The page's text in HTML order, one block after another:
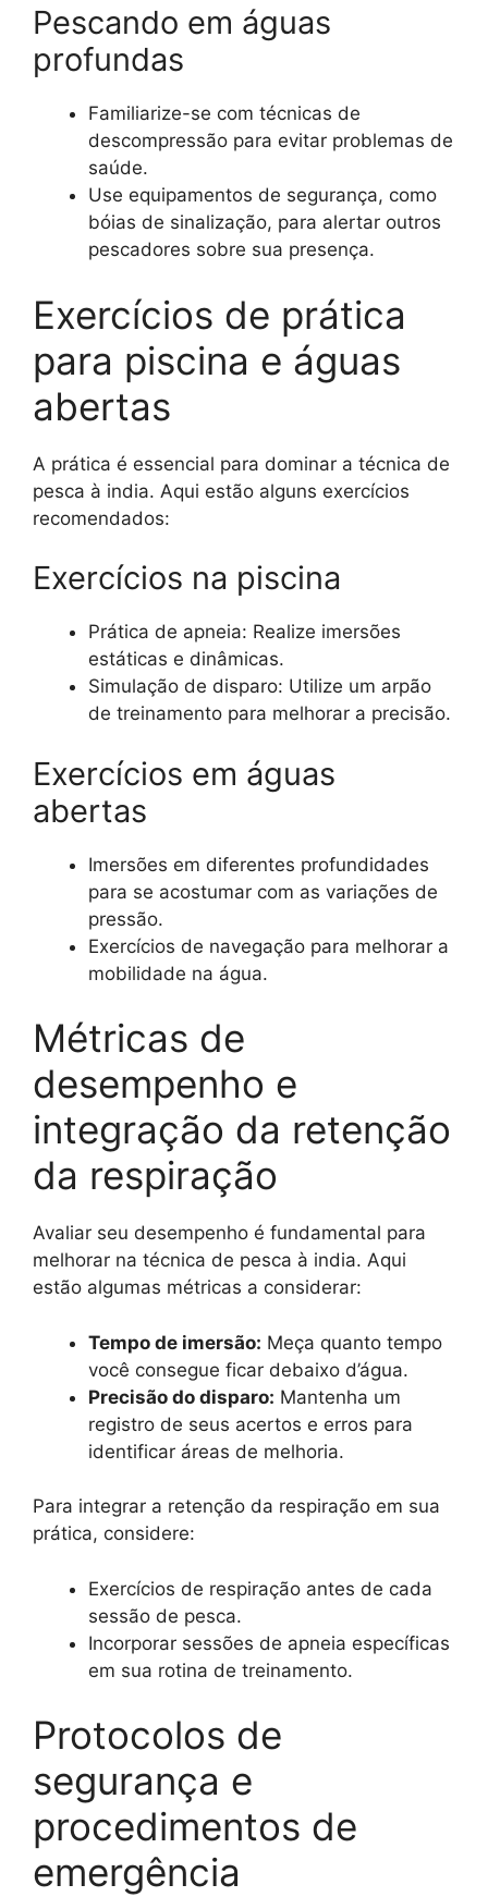
Pescando em águas
profundas
Familiarize-se com técnicas de
descompressão para evitar problemas de
saúde.
Use equipamentos de segurança, como
bóias de sinalização, para alertar outros
pescadores sobre sua presença.
Exercícios de prática
para piscina e águas
abertas
A prática é essencial para dominar a técnica de
pesca à india. Aqui estão alguns exercícios
recomendados:
Exercícios na piscina
Prática de apneia: Realize imersões
estáticas e dinâmicas.
Simulação de disparo: Utilize um arpão
de treinamento para melhorar a precisão.
Exercícios em águas
abertas
Imersões em diferentes profundidades
para se acostumar com as variações de
pressão.
Exercícios de navegação para melhorar a
mobilidade na água.
Métricas de
desempenho e
integração da retenção
da respiração
Avaliar seu desempenho é fundamental para
melhorar na técnica de pesca à india. Aqui
estão algumas métricas a considerar:
Tempo de imersão: Meça quanto tempo
você consegue ficar debaixo d’água.
Precisão do disparo: Mantenha um
registro de seus acertos e erros para
identificar áreas de melhoria.
Para integrar a retenção da respiração em sua
prática, considere:
Exercícios de respiração antes de cada
sessão de pesca.
Incorporar sessões de apneia específicas
em sua rotina de treinamento.
Protocolos de
segurança e
procedimentos de
emergência